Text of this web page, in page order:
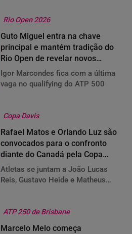
do ano
Rio Open 2026
Guto Miguel entra na chave
principal e mantém tradição do
Rio Open de revelar novos
talentos
Igor Marcondes fica com a última
vaga no qualifying do ATP 500
Copa Davis
Rafael Matos e Orlando Luz são
convocados para o confronto
diante do Canadá pela Copa
Davis
Atletas se juntam a João Lucas
Reis, Gustavo Heide e Matheus
ATP 250 de Brisbane
Marcelo Melo começa